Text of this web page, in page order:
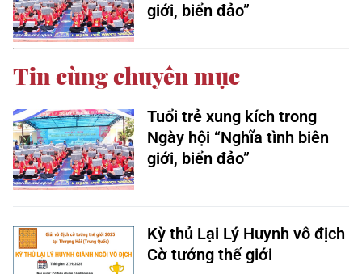
giới, biển đảo”
Tin cùng chuyên mục
Tuổi trẻ xung kích trong
Ngày hội “Nghĩa tình biên
giới, biển đảo”
Kỳ thủ Lại Lý Huynh vô địch
Cờ tướng thế giới